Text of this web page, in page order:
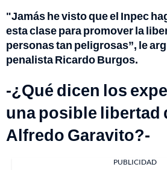
"Jamás he visto que el Inpec
esta clase para promover la
personas tan peligrosas”, le
penalista Ricardo Burgos.
-¿Qué dicen los
una posible libertad
Alfredo Garavito?-
PUBLICIDAD